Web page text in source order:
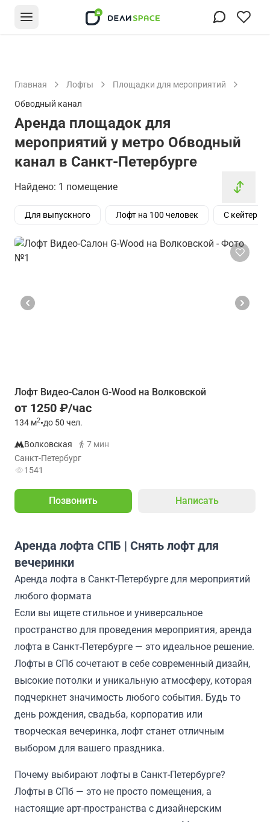
Главная Лофты
Площадки для мероприятий
Обводный канал
Аренда площадок для
мероприятий у метро Обводный
канал в Санкт-Петербурге
Найдено: 1 помещение
Для выпускного Лофт на 100 человек С
Лофт Видео-Салон G-Wood на Волковской
от 1250 ₽/час
134 м2•до 50 чел.
Волковская
7 мин
Санкт-Петербург
1541
Позвонить Написать
Аренда лофта СПБ | Снять лофт для
вечеринки
Аренда лофта в Санкт-Петербурге для мероприятий
любого формата
Если вы ищете стильное и универсальное
пространство для проведения мероприятия, аренда
лофта в Санкт-Петербурге — это идеальное решение.
Лофты в СПб сочетают в себе современный дизайн,
высокие потолки и уникальную атмосферу, которая
подчеркнет значимость любого события. Будь то
день рождения, свадьба, корпоратив или
творческая вечеринка, лофт станет отличным
выбором для вашего праздника.
Почему выбирают лофты в Санкт-Петербурге?
Лофты в СПб — это не просто помещения, а
настоящие арт-пространства с дизайнерским